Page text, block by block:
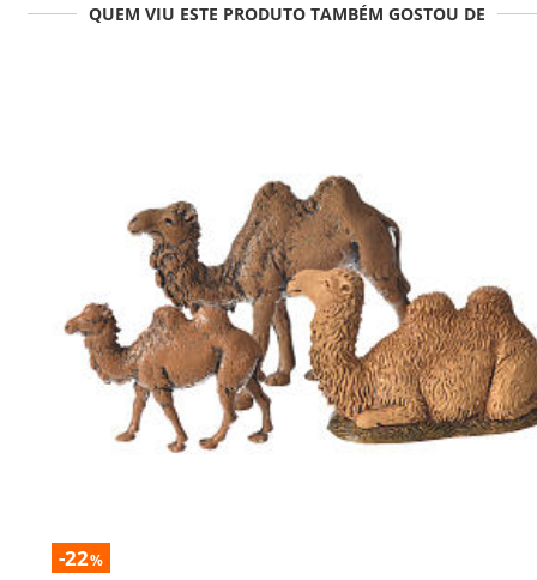
QUEM VIU ESTE PRODUTO TAMBÉM GOSTOU DE
-22%